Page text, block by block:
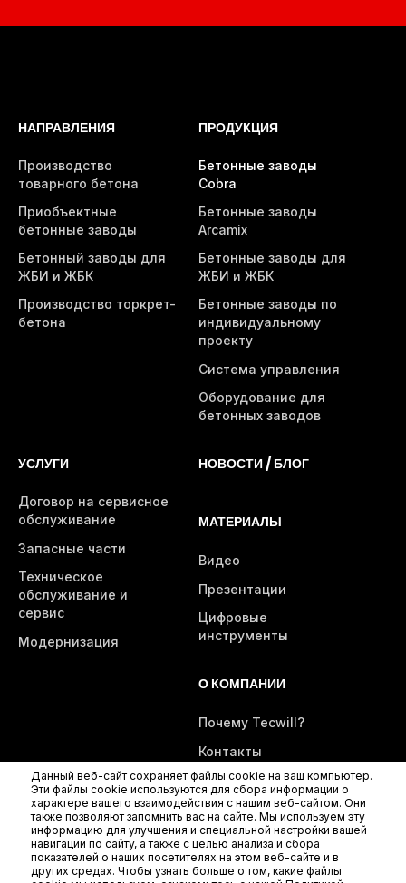
Данный веб-сайт сохраняет файлы cookie на ваш компьютер.
Эти файлы cookie используются для сбора информации о
характере вашего взаимодействия с нашим веб-сайтом. Они
также позволяют запомнить вас на сайте. Мы используем эту
информацию для улучшения и специальной настройки вашей
навигации по сайту, а также с целью анализа и сбора
показателей о наших посетителях на этом веб-сайте и в
других средах. Чтобы узнать больше о том, какие файлы
НАПРАВЛЕНИЯ
Производство
товарного бетона
Приобъектные
бетонные заводы
Бетонный заводы для
ЖБИ и ЖБК
Производство торкрет-
бетона
ПРОДУКЦИЯ
Бетонные заводы
Cobra
Бетонные заводы
Arcamix
Бетонные заводы для
ЖБИ и ЖБК
Бетонные заводы по
индивидуальному
проекту
Система управления
Оборудование для
бетонных заводов
УСЛУГИ
Договор на сервисное
обслуживание
Запасные части
Техническое
обслуживание и
сервис
Модернизация
НОВОСТИ / БЛОГ
МАТЕРИАЛЫ
Видео
Презентации
Цифровые
инструменты
О КОМПАНИИ
Почему Tecwill?
Контакты